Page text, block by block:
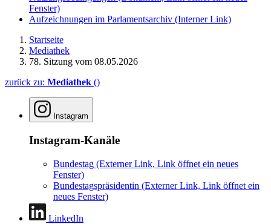
Fenster)
Aufzeichnungen im Parlamentsarchiv (Interner Link)
Startseite
Mediathek
78. Sitzung vom 08.05.2026
zurück zu: Mediathek ()
Instagram
Instagram-Kanäle
Bundestag (Externer Link, Link öffnet ein neues
Fenster)
Bundestagspräsidentin (Externer Link, Link öffnet ein
neues Fenster)
LinkedIn